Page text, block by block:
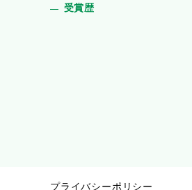
受賞歴
プライバシーポリシー